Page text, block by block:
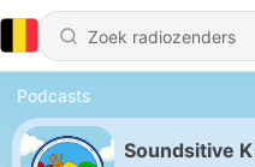
Podcasts
Soundsitive